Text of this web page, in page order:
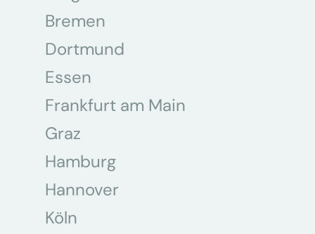
Bremen
Dortmund
Essen
Frankfurt am Main
Graz
Hamburg
Hannover
Köln